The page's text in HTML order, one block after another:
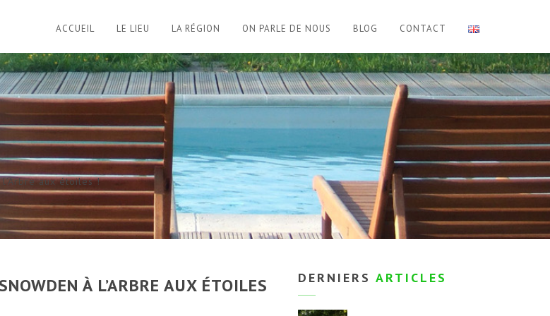
ACCUEIL LE LIEU LA RÉGION ON PARLE DE NOUS BLOG CONTACT
aux étoiles !
À L’ARBRE AUX ÉTOILES
DERNIERS ARTICLES